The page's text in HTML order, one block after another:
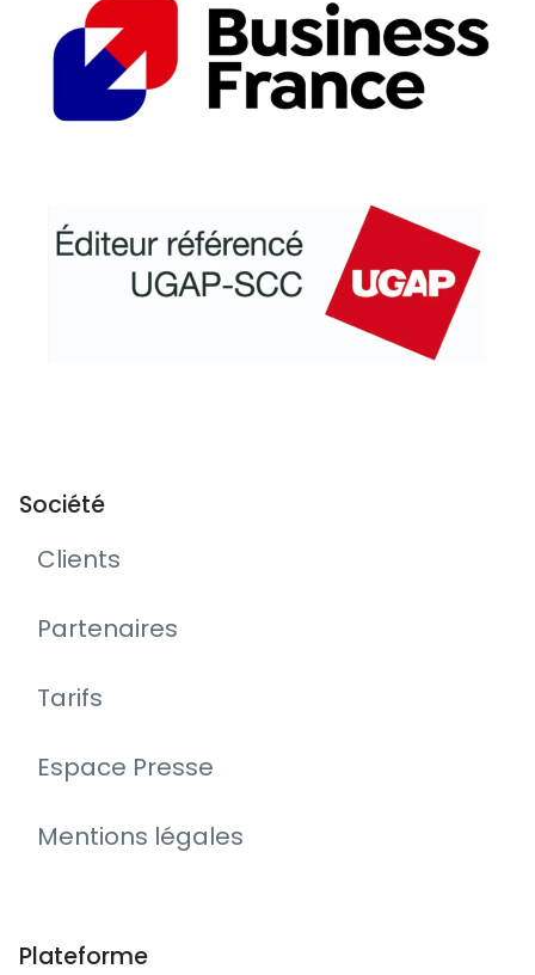
Société
Clients
Partenaires
Tarifs
Espace Presse
Mentions légales
Plateforme